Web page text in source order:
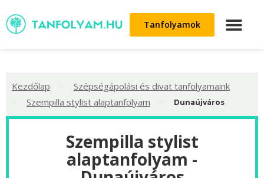
Tanfolyamok
Kezdőlap Szépségápolási és divat tanfolyamaink
Szempilla stylist alaptanfolyam Dunaújváros
Szempilla stylist
alaptanfolyam -